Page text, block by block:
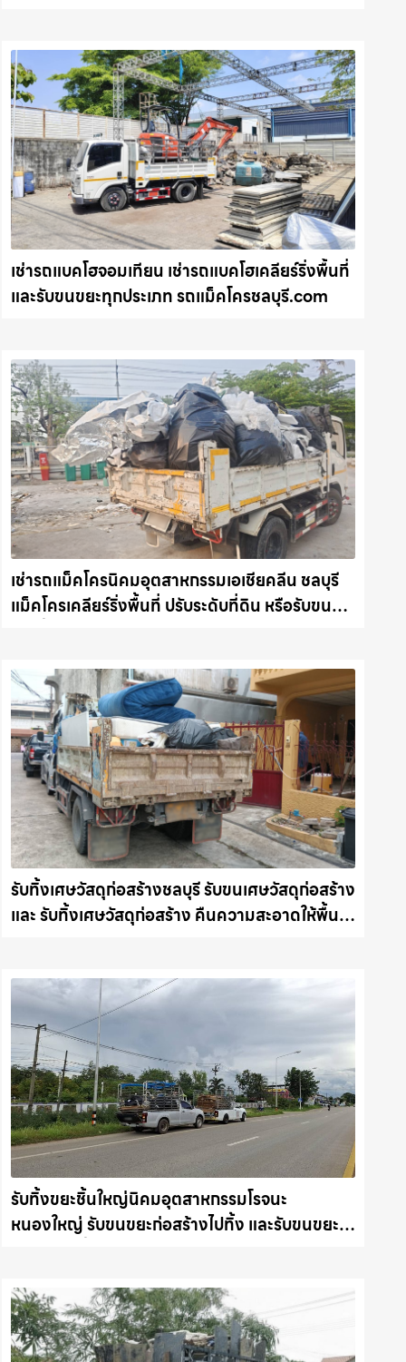
เช่ารถแบคโฮจอมเทียน เช่ารถแบคโฮเคลียร์ริ่งพื้นที่
และรับขนขยะทุกประเภท รถแม็คโครชลบุรี.com
เช่ารถแม็คโครนิคมอุตสาหกรรมเอเชียคลีน ชลบุรี
แม็คโครเคลียร์ริ่งพื้นที่ ปรับระดับที่ดิน หรือรับขน
รับทิ้งเศษวัสดุก่อสร้างชลบุรี รับขนเศษวัสดุก่อสร้าง
และ รับทิ้งเศษวัสดุก่อสร้าง คืนความสะอาดให้พื้นที่
รับทิ้งขยะชิ้นใหญ่นิคมอุตสาหกรรมโรจนะ
หนองใหญ่ รับขนขยะก่อสร้างไปทิ้ง และรับขนขยะ